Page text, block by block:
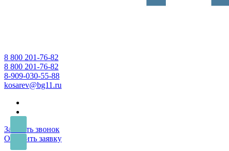
8 800 201-76-82
8 800 201-76-82
8-909-030-55-88
kosarev@bg11.ru
Заказать звонок
Оставить заявку